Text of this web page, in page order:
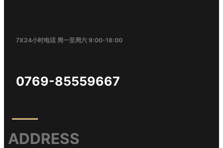
7X24小时电话 周一至周六 9:00-18:00
0769-85559667
ADDRESS